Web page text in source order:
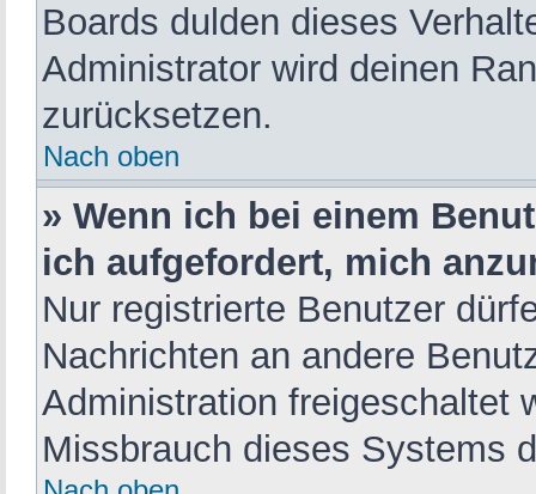
Boards dulden dieses
Administrator wird deinen
zurücksetzen.
Nach oben
» Wenn ich bei einem
ich aufgefordert, mich
Nur registrierte Benutzer
Nachrichten an andere
Administration freigeschaltet
Missbrauch dieses Systems